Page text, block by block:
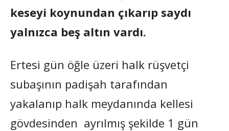
keseyi koynundan çıkarıp saydı
yalnızca beş altın vardı.
Ertesi gün öğle üzeri halk rüşvetçi
subaşının padişah tarafından
yakalanıp halk meydanında kellesi
gövdesinden ayrılmış şekilde 1 gün